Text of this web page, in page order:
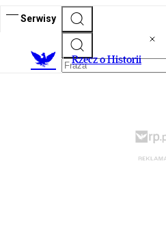
Serwisy
Rzecz o Historii